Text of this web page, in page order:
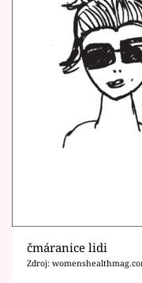
čmáranice lidi
Zdroj: